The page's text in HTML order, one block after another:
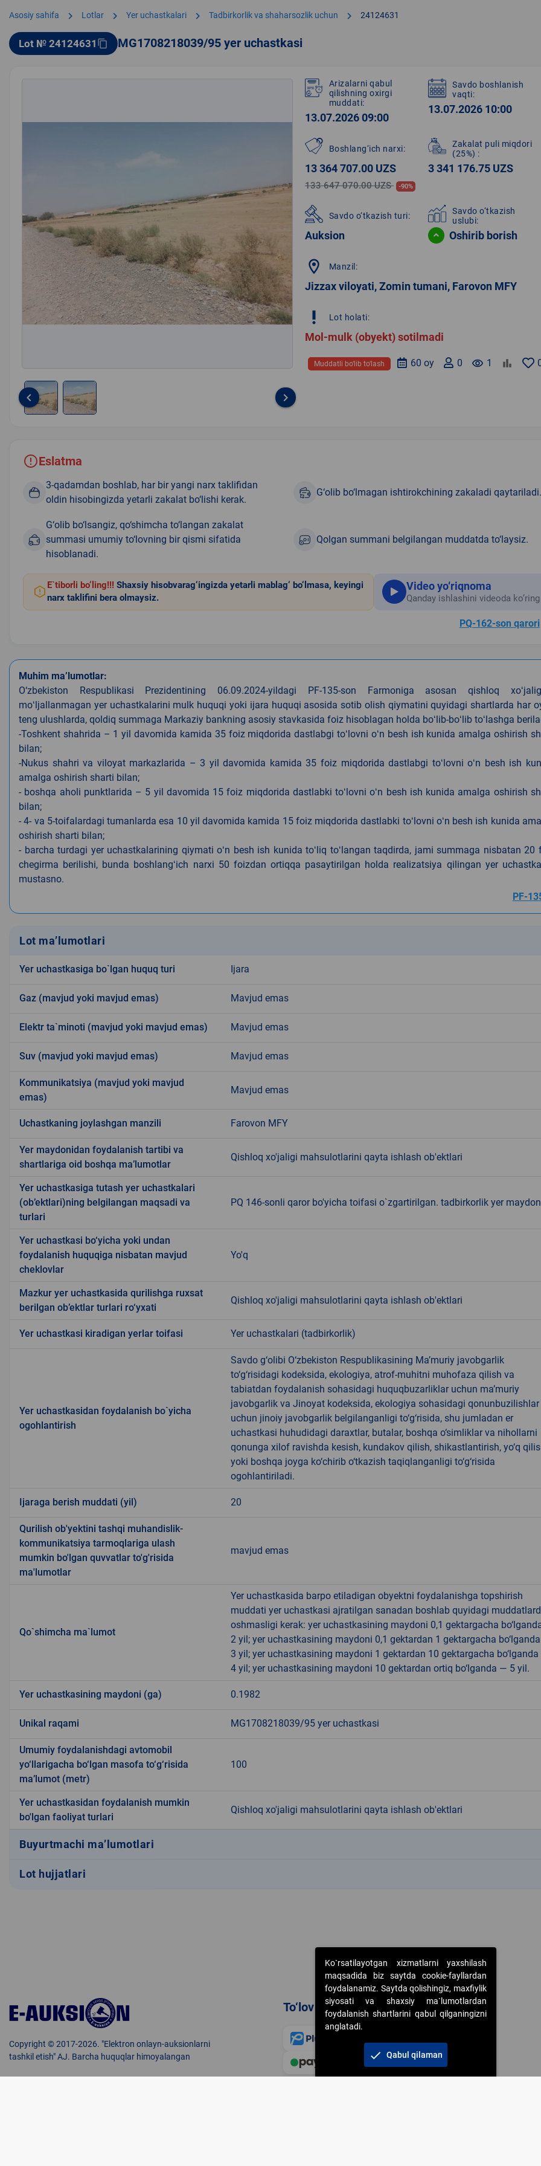
Asosiy sahifa chevron_right Lotlar chevron_right Yer uchastkalari chevron_right Tadbirkorlik va shaharsozlik uchun chevron_right 24124631
Lot № 24124631 content_copy MG1708218039/95 yer uchastkasi
2
keyboard_arrow_left keyboard_arrow_right
Arizalarni qabul
qilishning oxirgi
muddati:
13.07.2026 09:00
Savdo boshlanish
vaqti:
13.07.2026 10:00
Boshlang‘ich narxi:
13 364 707.00 UZS
133 647 070.00 UZS -90%
Zakalat puli miqdori
(25%) :
3 341 176.75 UZS
Savdo o‘tkazish turi:
Auksion
Savdo o‘tkazish
uslubi:
Oshirib borish
location_on Manzil:
Jizzax viloyati, Zomin tumani, Farovon MFY
priority_high Lot holati:
Mol-mulk (obyekt) sotilmadi
remove_red_eye 1
0
60 oy
Muddatli bo‘lib to‘lash
Eslatma
3-qadamdan boshlab, har bir yangi narx taklifidan
oldin hisobingizda yetarli zakalat bo‘lishi kerak.
G‘olib bo‘lmagan ishtirokchining zakaladi qaytariladi.
G‘olib bo‘lsangiz, qo‘shimcha to‘langan zakalat
summasi umumiy to‘lovning bir qismi sifatida
hisoblanadi.
Qolgan summani belgilangan muddatda to‘laysiz.
E`tiborli bo‘ling!!! Shaxsiy hisobvarag‘ingizda yetarli mablag‘ bo‘lmasa, keyingi
narx taklifini bera olmaysiz.
Video yo‘riqnoma
Qanday ishlashini videoda ko‘ring
PQ-162-son qarori
Muhim ma’lumotlar:
O‘zbekiston Respublikasi Prezidentining 06.09.2024-yildagi PF-135-son Farmoniga asosan qishloq
moʻljallanmagan yer uchastkalarini mulk huquqi yoki ijara huquqi asosida sotib olish qiymatini quyidagi shartlarda har
teng ulushlarda, qoldiq summaga Markaziy bankning asosiy stavkasida foiz hisoblagan holda boʻlib-boʻlib toʻlashga
-Toshkent shahrida – 1 yil davomida kamida 35 foiz miqdorida dastlabgi toʻlovni oʻn besh ish kunida amalga oshirish
bilan;
-Nukus shahri va viloyat markazlarida – 3 yil davomida kamida 35 foiz miqdorida dastlabgi toʻlovni oʻn besh ish
amalga oshirish sharti bilan;
- boshqa aholi punktlarida – 5 yil davomida 15 foiz miqdorida dastlabki toʻlovni oʻn besh ish kunida amalga oshirish
bilan;
- 4- va 5-toifalardagi tumanlarda esa 10 yil davomida kamida 15 foiz miqdorida dastlabki toʻlovni oʻn besh ish kunida
oshirish sharti bilan;
- barcha turdagi yer uchastkalarining qiymati oʻn besh ish kunida toʻliq toʻlangan taqdirda, jami summaga nisbatan 20
chegirma berilishi, bunda boshlangʻich narxi 50 foizdan ortiqqa pasaytirilgan holda realizatsiya qilingan yer
mustasno.
PF-
Lot ma’lumotlari
Yer uchastkasiga bo`lgan huquq turi Ijara
Gaz (mavjud yoki mavjud emas) Mavjud emas
Elektr ta`minoti (mavjud yoki mavjud emas) Mavjud emas
Suv (mavjud yoki mavjud emas) Mavjud emas
Kommunikatsiya (mavjud yoki mavjud
emas)
Mavjud emas
Uchastkaning joylashgan manzili Farovon MFY
Yer maydonidan foydalanish tartibi va
shartlariga oid boshqa ma’lumotlar
Qishloq xo'jaligi mahsulotlarini qayta ishlash ob'ektlari
Yer uchastkasiga tutash yer uchastkalari
(ob’ektlari)ning belgilangan maqsadi va
turlari
PQ 146-sonli qaror bo'yicha toifasi o`zgartirilgan. tadbirkorlik yer
Yer uchastkasi bo‘yicha yoki undan
foydalanish huquqiga nisbatan mavjud
cheklovlar
Yo'q
Mazkur yer uchastkasida qurilishga ruxsat
berilgan ob’ektlar turlari ro‘yxati
Qishloq xo'jaligi mahsulotlarini qayta ishlash ob'ektlari
Yer uchastkasi kiradigan yerlar toifasi Yer uchastkalari (tadbirkorlik)
Yer uchastkasidan foydalanish bo`yicha
ogohlantirish
Savdo g‘olibi O‘zbekiston Respublikasining Ma’muriy javobgarlik
to‘g‘risidagi kodeksida, ekologiya, atrof-muhitni muhofaza qilish va
tabiatdan foydalanish sohasidagi huquqbuzarliklar uchun ma’muriy
javobgarlik va Jinoyat kodeksida, ekologiya sohasidagi qonunbuzilishlar
uchun jinoiy javobgarlik belgilanganligi to‘g‘risida, shu jumladan er
uchastkasi huhudidagi daraxtlar, butalar, boshqa o‘simliklar va nihollarni
qonunga xilof ravishda kesish, kundakov qilish, shikastlantirish, yo‘q
yoki boshqa joyga ko‘chirib o‘tkazish taqiqlanganligi to‘g‘risida
ogohlantiriladi.
Ijaraga berish muddati (yil) 20
Qurilish ob'yektini tashqi muhandislik-
kommunikatsiya tarmoqlariga ulash
mumkin bo'lgan quvvatlar to'g'risida
ma'lumotlar
mavjud emas
Qo`shimcha ma`lumot
Yer uchastkasida barpo etiladigan obyektni foydalanishga topshirish
muddati yer uchastkasi ajratilgan sanadan boshlab quyidagi
oshmasligi kerak: yer uchastkasining maydoni 0,1 gektargacha
2 yil; yer uchastkasining maydoni 0,1 gektardan 1 gektargacha
3 yil; yer uchastkasining maydoni 1 gektardan 10 gektargacha
4 yil; yer uchastkasining maydoni 10 gektardan ortiq bo‘lganda — 5 yil.
Yer uchastkasining maydoni (ga) 0.1982
Unikal raqami MG1708218039/95 yer uchastkasi
Umumiy foydalanishdagi avtomobil
yo‘llarigacha bo‘lgan masofa to‘g‘risida
ma’lumot (metr)
100
Yer uchastkasidan foydalanish mumkin
bo'lgan faoliyat turlari
Qishloq xo'jaligi mahsulotlarini qayta ishlash ob'ektlari
Buyurtmachi ma’lumotlari
Lot hujjatlari
Copyright © 2017-2026. "Elektron onlayn-auksionlarni
tashkil etish" AJ. Barcha huquqlar himoyalangan
To‘lov usullari
Ko`rsatilayotgan xizmatlarni yaxshilash
maqsadida biz saytda cookie-fayllardan
foydalanamiz. Saytda qolishingiz, maxfiylik
siyosati va shaxsiy ma`lumotlardan
foydalanish shartlarini qabul qilganingizni
anglatadi.
check Qabul qilaman